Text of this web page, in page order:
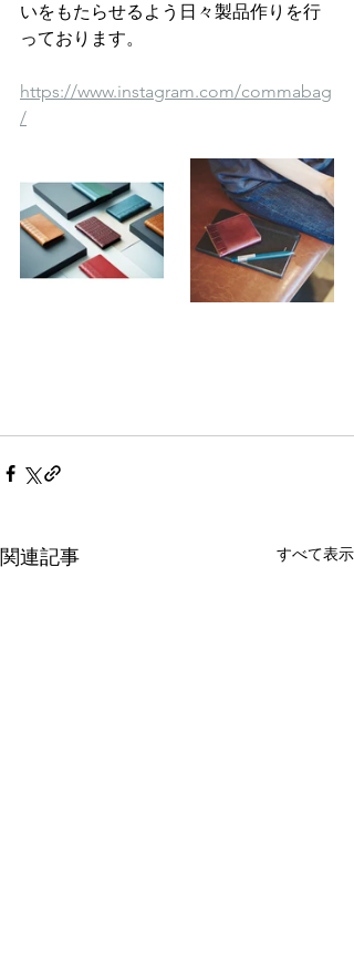
いをもたらせるよう日々製品作りを行
っております。
https://www.instagram.com/commabag
/
関連記事 すべて表示